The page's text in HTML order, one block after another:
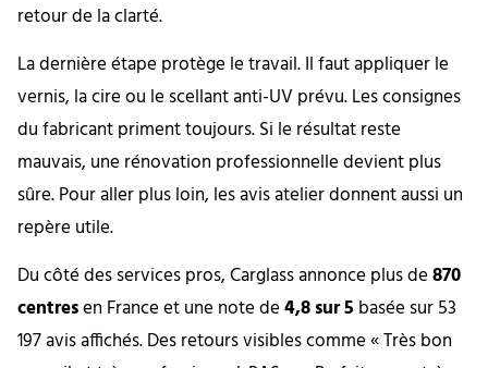
retour de la clarté.
La dernière étape protège le travail. Il faut appliquer le
vernis, la cire ou le scellant anti-UV prévu. Les consignes
du fabricant priment toujours. Si le résultat reste
mauvais, une rénovation professionnelle devient plus
sûre. Pour aller plus loin, les avis atelier donnent aussi un
repère utile.
Du côté des services pros, Carglass annonce plus de870
centresen France et une note de4,8 sur 5 basée sur 53
197 avis affichés. Des retours visibles comme « Très bon